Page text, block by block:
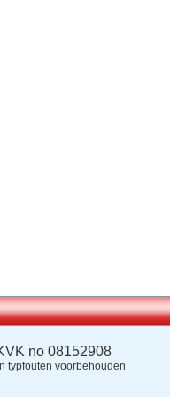
no 08152908
typfouten voorbehouden